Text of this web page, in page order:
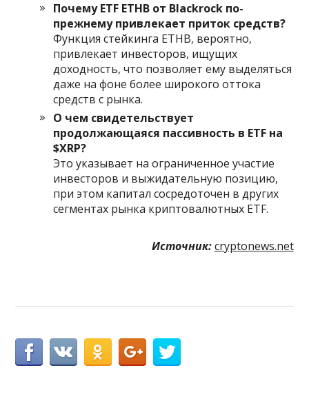
Почему ETF ETHB от Blackrock по-
прежнему привлекает приток средств?
Функция стейкинга ETHB, вероятно,
привлекает инвесторов, ищущих
доходность, что позволяет ему выделяться
даже на фоне более широкого оттока
средств с рынка.
О чем свидетельствует
продолжающаяся пассивность в ETF на
$XRP?
Это указывает на ограниченное участие
инвесторов и выжидательную позицию,
при этом капитал сосредоточен в других
сегментах рынка криптовалютных ETF.
Источник: cryptonews.net